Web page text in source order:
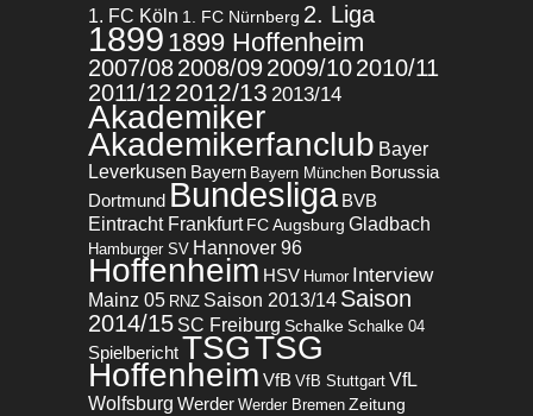
1. FC Köln 1. FC Nürnberg 2. Liga
1899 1899 Hoffenheim
2007/082008/092009/102010/11
2011/122012/13 2013/14
Akademiker
Akademikerfanclub Bayer
Leverkusen Bayern Bayern München Borussia
Dortmund Bundesliga BVB
Eintracht Frankfurt FC Augsburg Gladbach
Hamburger SV Hannover 96
Hoffenheim HSV Humor Interview
Mainz 05 RNZ Saison 2013/14 Saison
2014/15 SC Freiburg Schalke Schalke 04
SpielberichtTSGTSG
Hoffenheim VfB VfB Stuttgart VfL
Wolfsburg Werder Werder Bremen Zeitung